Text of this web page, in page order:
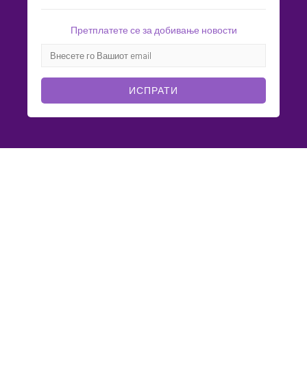
Претплатете се за добивање новости
ИСПРАТИ